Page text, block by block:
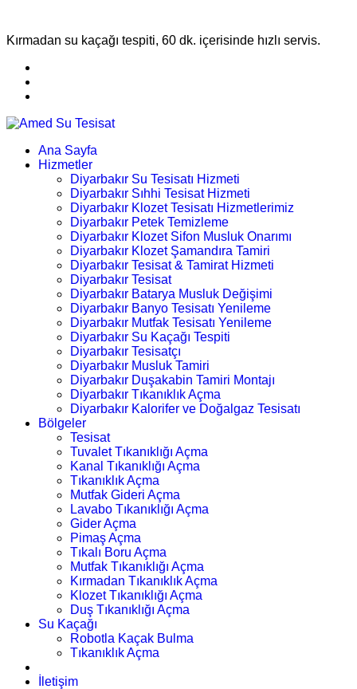
Kırmadan su kaçağı tespiti, 60 dk. içerisinde hızlı servis.
Ana Sayfa
Hizmetler
Diyarbakır Su Tesisatı Hizmeti
Diyarbakır Sıhhi Tesisat Hizmeti
Diyarbakır Klozet Tesisatı Hizmetlerimiz
Diyarbakır Petek Temizleme
Diyarbakır Klozet Sifon Musluk Onarımı
Diyarbakır Klozet Şamandıra Tamiri
Diyarbakır Tesisat & Tamirat Hizmeti
Diyarbakır Tesisat
Diyarbakır Batarya Musluk Değişimi
Diyarbakır Banyo Tesisatı Yenileme
Diyarbakır Mutfak Tesisatı Yenileme
Diyarbakır Su Kaçağı Tespiti
Diyarbakır Tesisatçı
Diyarbakır Musluk Tamiri
Diyarbakır Duşakabin Tamiri Montajı
Diyarbakır Tıkanıklık Açma
Diyarbakır Kalorifer ve Doğalgaz Tesisatı
Bölgeler
Tesisat
Tuvalet Tıkanıklığı Açma
Kanal Tıkanıklığı Açma
Tıkanıklık Açma
Mutfak Gideri Açma
Lavabo Tıkanıklığı Açma
Gider Açma
Pimaş Açma
Tıkalı Boru Açma
Mutfak Tıkanıklığı Açma
Kırmadan Tıkanıklık Açma
Klozet Tıkanıklığı Açma
Duş Tıkanıklığı Açma
Su Kaçağı
Robotla Kaçak Bulma
Tıkanıklık Açma
İletişim